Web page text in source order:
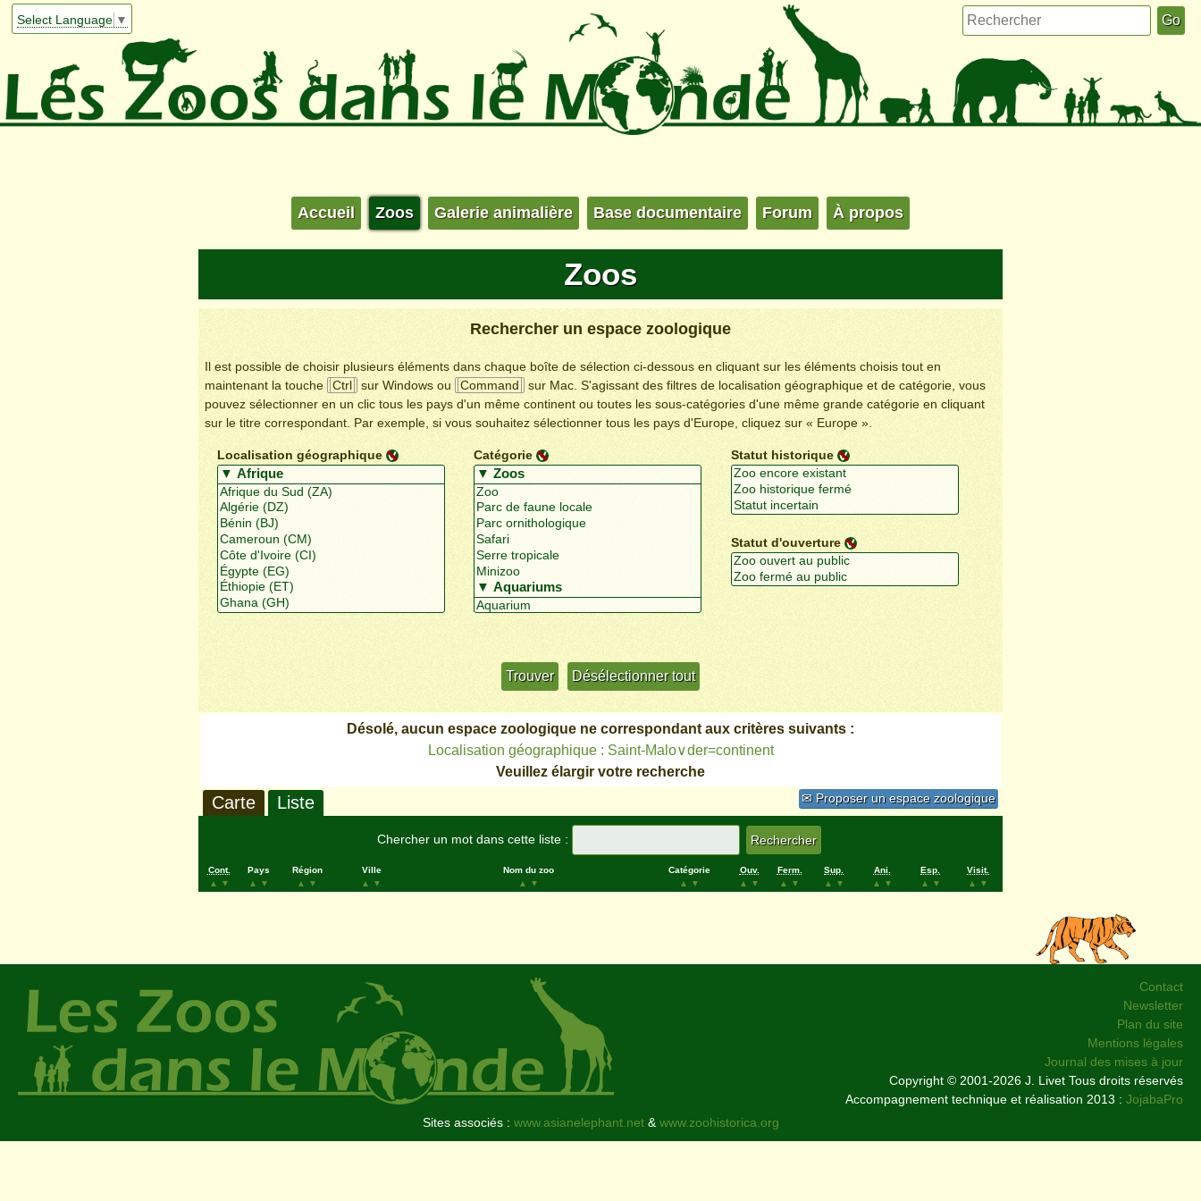
Select Language ▼
Accueil Zoos Galerie animalière Base documentaire Forum À propos
Zoos
Rechercher un espace zoologique
Il est possible de choisir plusieurs éléments dans chaque boîte de sélection ci-dessous en cliquant sur les éléments choisis tout en
maintenant la touche
Ctrl sur Windows ou Command
sur Mac. S'agissant des filtres de localisation géographique et de catégorie, vous
pouvez sélectionner en un clic tous les pays d'un même continent ou toutes les sous-catégories d'une même grande catégorie en cliquant
sur le titre correspondant. Par exemple, si vous souhaitez sélectionner tous les pays d'Europe, cliquez sur « Europe ».
Localisation géographique Catégorie Statut historique
Statut d'ouverture
Désolé, aucun espace zoologique ne correspondant aux critères suivants :
Localisation géographique : Saint-Malo∨der=continent
Veuillez élargir votre recherche
✉ Proposer un espace zoologique
Carte Liste
Chercher un mot dans cette liste :
Cont.
▲
▼
Pays
▲
▼
Région
▲
▼
Ville
▲
▼
Nom du zoo
▲
▼
Catégorie
▲
▼
Ouv.
▲
▼
Ferm.
▲
▼
Sup.
▲
▼
Ani.
▲
▼
Esp.
▲
▼
Visit.
▲
▼
Contact
Newsletter
Plan du site
Mentions légales
Journal des mises à jour
Copyright © 2001-2026 J. Livet Tous droits réservés
Accompagnement technique et réalisation 2013 : JojabaPro
Sites associés : www.asianelephant.net&www.zoohistorica.org